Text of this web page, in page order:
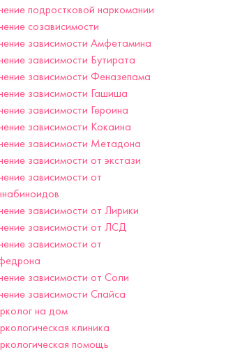
подростковой наркомании
созависимости
зависимости Амфетамина
зависимости Бутирата
зависимости Феназепама
зависимости Гашиша
зависимости Героина
зависимости Кокаина
зависимости Метадона
зависимости от экстази
зависимости от
зависимости от Лирики
зависимости от ЛСД
зависимости от
зависимости от Соли
зависимости Спайса
на дом
клиника
помощь